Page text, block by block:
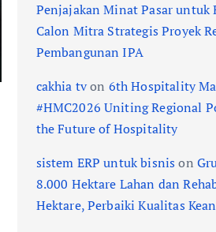
Penjajakan Minat Pasar untuk
Calon Mitra Strategis Proyek
Pembangunan IPA
cakhia tvon 6th Hospitality
#HMC2026 Uniting Regional
the Future of Hospitality
sistem ERP untuk bisnison
8.000 Hektare Lahan dan
Hektare, Perbaiki Kualitas